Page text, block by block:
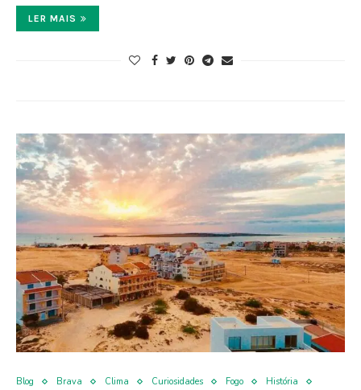
LER MAIS
Blog Brava Clima Curiosidades Fogo
História